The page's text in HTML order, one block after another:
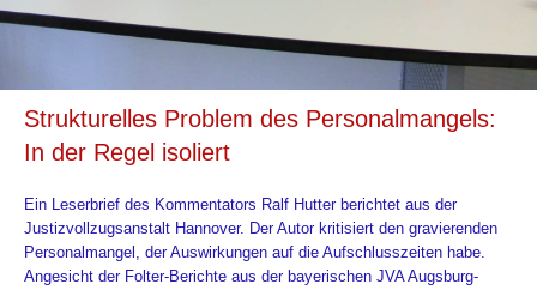
Strukturelles Problem des Personalmangels:
In der Regel isoliert
Ein Leserbrief des Kommentators Ralf Hutter berichtet aus der
Justizvollzugsanstalt Hannover. Der Autor kritisiert den gravierenden
Personalmangel, der Auswirkungen auf die Aufschlusszeiten habe.
Angesicht der Folter-Berichte aus der bayerischen JVA Augsburg-